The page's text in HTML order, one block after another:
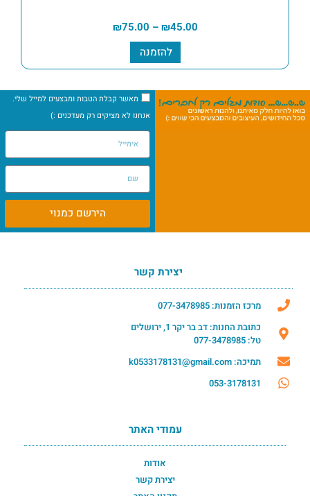
₪45.00
–
₪75.00
להזמנה
מאשר קבלת הטבות ומבצעים למייל שלי.
אנחנו לא מציקים רק מעדכנים :)
הירשם כמנוי
יצירת קשר
מרכז הזמנות: 077-3478985
כתובת החנות: דב בר יקר 1, ירושלים
טל: 077-3478985
תמיכה: k0533178131@gmail.com
053-3178131
עמודי האתר
אודות
יצירת קשר